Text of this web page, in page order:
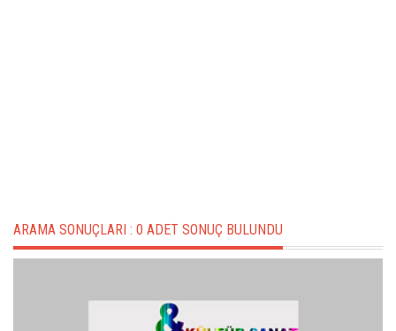
ARAMA SONUÇLARI : 0 ADET SONUÇ BULUNDU